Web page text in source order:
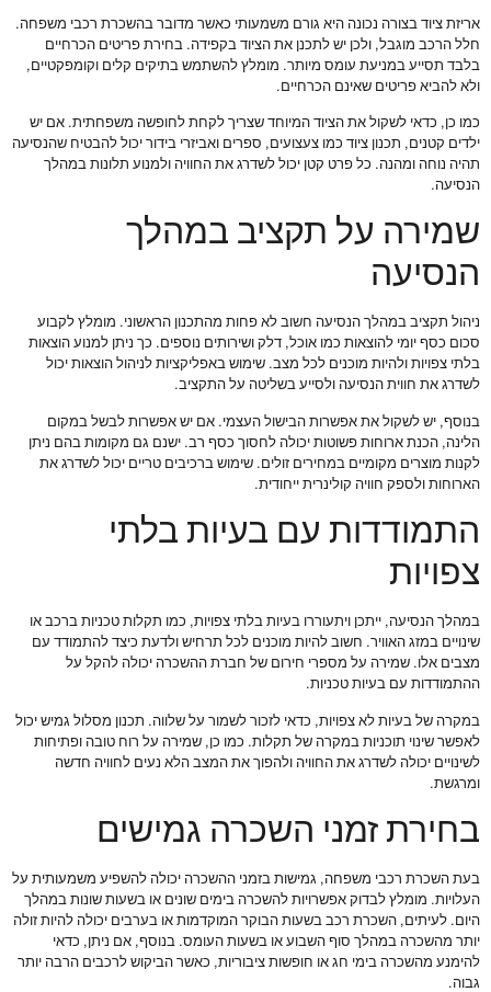
אריזת ציוד בצורה נכונה היא גורם משמעותי כאשר מדובר בהשכרת רכבי משפחה.
חלל הרכב מוגבל, ולכן יש לתכנן את הציוד בקפידה. בחירת פריטים הכרחיים
בלבד תסייע במניעת עומס מיותר. מומלץ להשתמש בתיקים קלים וקומפקטיים,
ולא להביא פריטים שאינם הכרחיים.
כמו כן, כדאי לשקול את הציוד המיוחד שצריך לקחת לחופשה משפחתית. אם יש
ילדים קטנים, תכנון ציוד כמו צעצועים, ספרים ואביזרי בידור יכול להבטיח שהנסיעה
תהיה נוחה ומהנה. כל פרט קטן יכול לשדרג את החוויה ולמנוע תלונות במהלך
הנסיעה.
שמירה על תקציב במהלך
הנסיעה
ניהול תקציב במהלך הנסיעה חשוב לא פחות מהתכנון הראשוני. מומלץ לקבוע
סכום כסף יומי להוצאות כמו אוכל, דלק ושירותים נוספים. כך ניתן למנוע הוצאות
בלתי צפויות ולהיות מוכנים לכל מצב. שימוש באפליקציות לניהול הוצאות יכול
לשדרג את חווית הנסיעה ולסייע בשליטה על התקציב.
בנוסף, יש לשקול את אפשרות הבישול העצמי. אם יש אפשרות לבשל במקום
הלינה, הכנת ארוחות פשוטות יכולה לחסוך כסף רב. ישנם גם מקומות בהם ניתן
לקנות מוצרים מקומיים במחירים זולים. שימוש ברכיבים טריים יכול לשדרג את
הארוחות ולספק חוויה קולינרית ייחודית.
התמודדות עם בעיות בלתי
צפויות
במהלך הנסיעה, ייתכן ויתעוררו בעיות בלתי צפויות, כמו תקלות טכניות ברכב או
שינויים במזג האוויר. חשוב להיות מוכנים לכל תרחיש ולדעת כיצד להתמודד עם
מצבים אלו. שמירה על מספרי חירום של חברת ההשכרה יכולה להקל על
ההתמודדות עם בעיות טכניות.
במקרה של בעיות לא צפויות, כדאי לזכור לשמור על שלווה. תכנון מסלול גמיש יכול
לאפשר שינוי תוכניות במקרה של תקלות. כמו כן, שמירה על רוח טובה ופתיחות
לשינויים יכולה לשדרג את החוויה ולהפוך את המצב הלא נעים לחוויה חדשה
ומרגשת.
בחירת זמני השכרה גמישים
בעת השכרת רכבי משפחה, גמישות בזמני ההשכרה יכולה להשפיע משמעותית על
העלויות. מומלץ לבדוק אפשרויות להשכרה בימים שונים או בשעות שונות במהלך
היום. לעיתים, השכרת רכב בשעות הבוקר המוקדמות או בערבים יכולה להיות זולה
יותר מהשכרה במהלך סוף השבוע או בשעות העומס. בנוסף, אם ניתן, כדאי
להימנע מהשכרה בימי חג או חופשות ציבוריות, כאשר הביקוש לרכבים הרבה יותר
גבוה.